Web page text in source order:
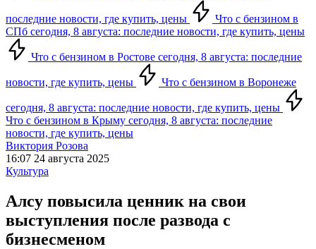
последние новости, где купить, цены
Что с бензином в
СПб сегодня, 8 августа: последние новости, где купить, цены
Что с бензином в Ростове сегодня, 8 августа: последние
новости, где купить, цены Что с бензином в Воронеже
сегодня, 8 августа: последние новости, где купить, цены
Что с бензином в Крыму сегодня, 8 августа: последние
новости, где купить, цены
Виктория Розова
16:07 24 августа 2025
Культура
Алсу повысила ценник на свои
выступления после развода с
бизнесменом